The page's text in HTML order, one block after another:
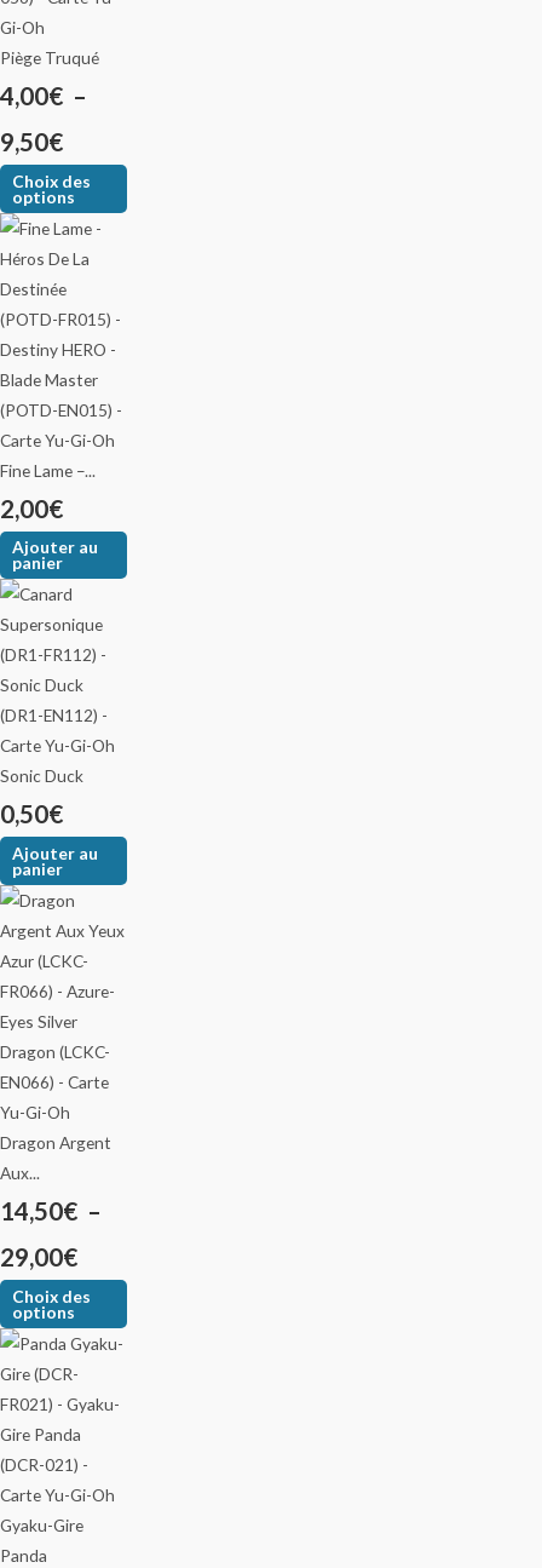
Piège Truqué
4,00€ –
9,50€
Choix des
options
Fine Lame –...
2,00€
Ajouter au
panier
Sonic Duck
0,50€
Ajouter au
panier
Dragon Argent
Aux...
14,50€ –
29,00€
Choix des
options
Gyaku-Gire
Panda